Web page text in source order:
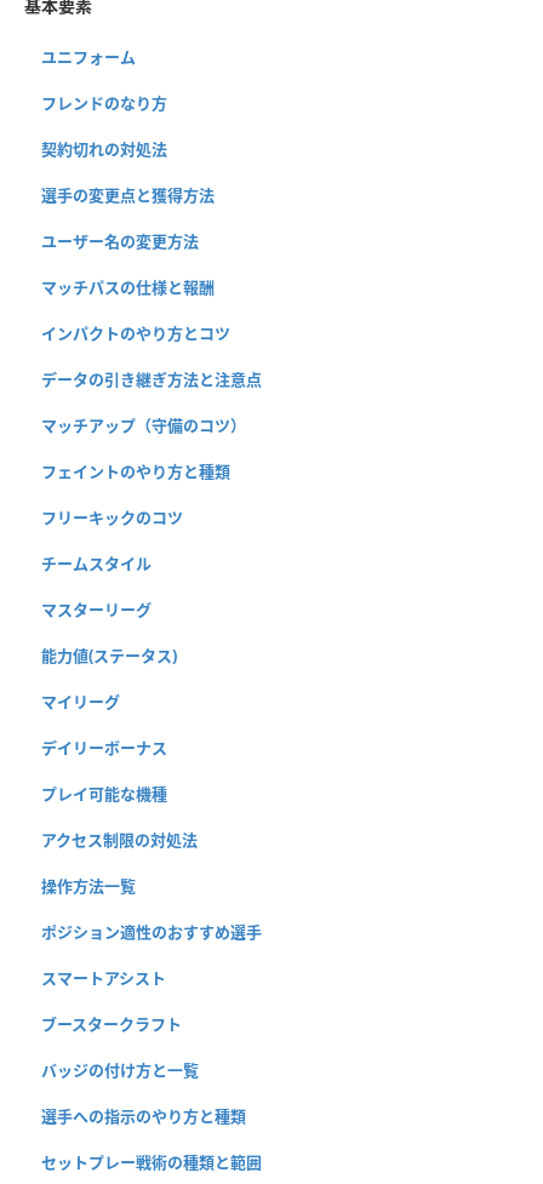
基本要素
ユニフォーム
フレンドのなり方
契約切れの対処法
選手の変更点と獲得方法
ユーザー名の変更方法
マッチパスの仕様と報酬
インパクトのやり方とコツ
データの引き継ぎ方法と注意点
マッチアップ（守備のコツ）
フェイントのやり方と種類
フリーキックのコツ
チームスタイル
マスターリーグ
能力値(ステータス)
マイリーグ
デイリーボーナス
プレイ可能な機種
アクセス制限の対処法
操作方法一覧
ポジション適性のおすすめ選手
スマートアシスト
ブースタークラフト
バッジの付け方と一覧
選手への指示のやり方と種類
セットプレー戦術の種類と範囲